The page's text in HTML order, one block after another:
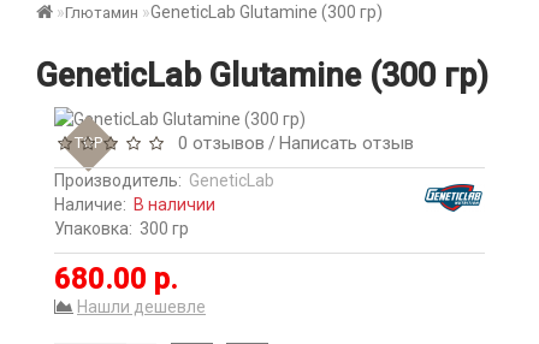
Глютамин GeneticLab Glutamine (300 гр)
GeneticLab Glutamine (300 гр)
TOP 0 отзывов /Написать отзыв
Производитель: GeneticLab
Наличие: В наличии
Упаковка: 300 гр
680.00 р.
Нашли дешевле